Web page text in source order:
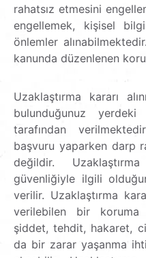
rahatsız etmesini
engellemek, kişisel
önlemler
kanunda düzenlenen
Uzaklaştırma kararı
bulunduğunuz
tarafından
başvuru yaparken darp
değildir.
güvenliğiyle ilgili
verilir. Uzaklaştırma
verilebilen bir koruma
şiddet, tehdit, hakaret,
da bir zarar yaşanma